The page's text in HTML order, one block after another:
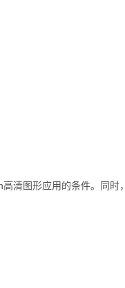
清图形应用的条件。同时